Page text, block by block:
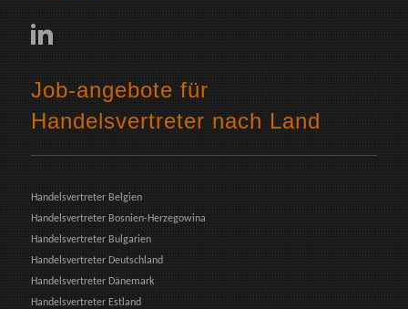
Job-angebote für
Handelsvertreter nach Land
Handelsvertreter Belgien
Handelsvertreter Bosnien-Herzegowina
Handelsvertreter Bulgarien
Handelsvertreter Deutschland
Handelsvertreter Dänemark
Handelsvertreter Estland